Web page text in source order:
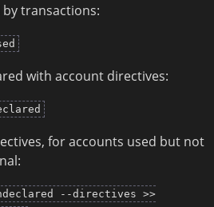
transactions:
with account directives:
for accounts used but not
--directives >>